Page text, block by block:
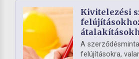
Kivitelezési
A
felújításokra,